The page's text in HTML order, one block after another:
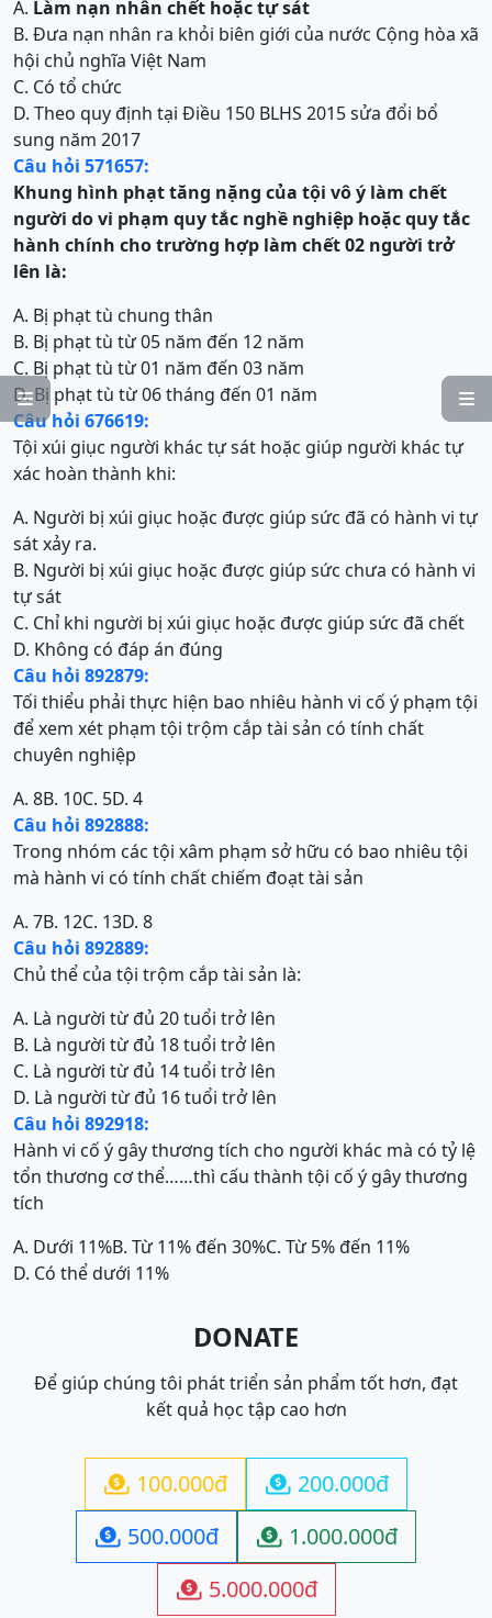


A. Làm nạn nhân chết hoặc tự sát
B. Đưa nạn nhân ra khỏi biên giới của nước Cộng hòa xã
hội chủ nghĩa Việt Nam
C. Có tổ chức
D. Theo quy định tại Điều 150 BLHS 2015 sửa đổi bổ
sung năm 2017
Câu hỏi 571657:
Khung hình phạt tăng nặng của tội vô ý làm chết
người do vi phạm quy tắc nghề nghiệp hoặc quy tắc
hành chính cho trường hợp làm chết 02 người trở
lên là:
A. Bị phạt tù chung thân
B. Bị phạt tù từ 05 năm đến 12 năm
C. Bị phạt tù từ 01 năm đến 03 năm
D. Bị phạt tù từ 06 tháng đến 01 năm
Câu hỏi 676619:
Tội xúi giục người khác tự sát hoặc giúp người khác tự
xác hoàn thành khi:
A. Người bị xúi giục hoặc được giúp sức đã có hành vi tự
sát xảy ra.
B. Người bị xúi giục hoặc được giúp sức chưa có hành vi
tự sát
C. Chỉ khi người bị xúi giục hoặc được giúp sức đã chết
D. Không có đáp án đúng
Câu hỏi 892879:
Tối thiểu phải thực hiện bao nhiêu hành vi cố ý phạm tội
để xem xét phạm tội trộm cắp tài sản có tính chất
chuyên nghiệp
A. 8B. 10C. 5D. 4
Câu hỏi 892888:
Trong nhóm các tội xâm phạm sở hữu có bao nhiêu tội
mà hành vi có tính chất chiếm đoạt tài sản
A. 7B. 12C. 13D. 8
Câu hỏi 892889:
Chủ thể của tội trộm cắp tài sản là:
A. Là người từ đủ 20 tuổi trở lên
B. Là người từ đủ 18 tuổi trở lên
C. Là người từ đủ 14 tuổi trở lên
D. Là người từ đủ 16 tuổi trở lên
Câu hỏi 892918:
Hành vi cố ý gây thương tích cho người khác mà có tỷ lệ
tổn thương cơ thể……thì cấu thành tội cố ý gây thương
tích
A. Dưới 11%B. Từ 11% đến 30%C. Từ 5% đến 11%
D. Có thể dưới 11%
DONATE
Để giúp chúng tôi phát triển sản phẩm tốt hơn, đạt
kết quả học tập cao hơn
 100.000đ  200.000đ
 500.000đ  1.000.000đ
 5.000.000đ